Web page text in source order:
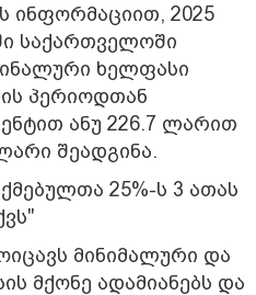
ინფორმაციით, 2025
საქართველოში
ხელფასი
პერიოდთან
ანუ 226.7 ლარით
შეადგინა.
25%-ს 3 ათას
მინიმალური და
მქონე ადამიანებს და